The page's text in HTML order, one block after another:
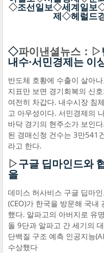
◇조선일보◇세계일보
제◇헤럴드
◇파이낸셜뉴스：▷
내수·서민경제는 이
반도체 호황에 수출이 살아
지표만 보면 경기회복의 신
여전히 차갑다. 내수시장 침
고 아우성이다. 서민경제의
바닥 경기의 현주소가 보인
된 경매신청 건수는 3만541
라고 한다.
▷구글 딥마인드와
을
데미스 허사비스 구글 딥마
(CEO)가 한국을 방문해 국내
했다. 알파고의 아버지로 유
돌 9단과 알파고 간 세기의
단백질 구조 예측 인공지능
수상했다